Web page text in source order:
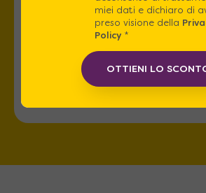
Roma
Via dell'Omo 101
miei dati e dichiaro di
preso visione della
Policy*
OTTIENI LO